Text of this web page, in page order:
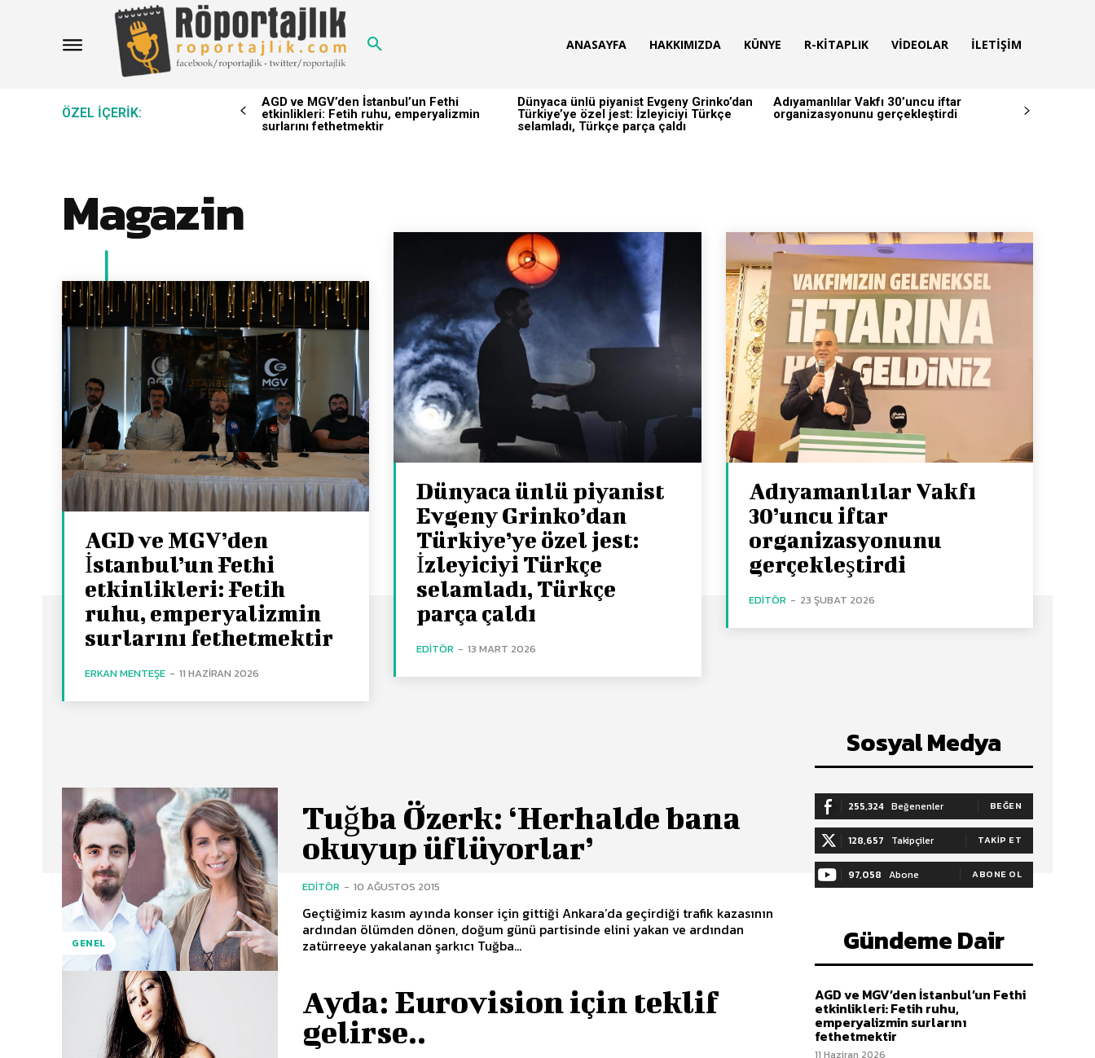
ANASAYFA HAKKIMIZDA KÜNYE R-KITAPLIK VIDEOLAR İLETIŞIM
ÖZEL IÇERIK:
AGD ve MGV’den İstanbul’un Fethi
etkinlikleri: Fetih ruhu, emperyalizmin
surlarını fethetmektir
Dünyaca ünlü piyanist Evgeny Grinko’dan
Türkiye’ye özel jest: İzleyiciyi Türkçe
selamladı, Türkçe parça çaldı
Adıyamanlılar Vakfı 30’uncu iftar
organizasyonunu gerçekleştirdi
Magazin
AGD ve MGV’den
İstanbul’un Fethi
etkinlikleri: Fetih
ruhu, emperyalizmin
surlarını fethetmektir
ERKAN MENTEŞE - 11 HAZIRAN 2026
Dünyaca ünlü piyanist
Evgeny Grinko’dan
Türkiye’ye özel jest:
İzleyiciyi Türkçe
selamladı, Türkçe
parça çaldı
EDITÖR - 13 MART 2026
Adıyamanlılar Vakfı
30’uncu iftar
organizasyonunu
gerçekleştirdi
EDITÖR - 23 ŞUBAT 2026
GENEL
Tuğba Özerk: ‘Herhalde bana
okuyup üflüyorlar’
EDITÖR - 10 AĞUSTOS 2015
Geçtiğimiz kasım ayında konser için gittiği Ankara’da geçirdiği trafik kazasının
ardından ölümden dönen, doğum günü partisinde elini yakan ve ardından
zatürreeye yakalanan şarkıcı Tuğba...
Ayda: Eurovision için teklif
gelirse..
Sosyal Medya
255,324 Beğenenler BEĞEN
128,657 Takipçiler TAKIP ET
97,058 Abone ABONE OL
Gündeme Dair
AGD ve MGV’den İstanbul’un Fethi
etkinlikleri: Fetih ruhu,
emperyalizmin surlarını
fethetmektir
11 Haziran 2026